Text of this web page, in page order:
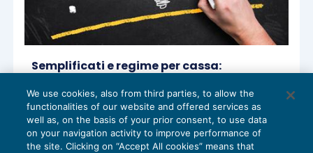
Semplificati e regime per cassa:
CASI OPERATIVI28/01/2017
diComitato di redazione
We use cookies, also from third parties, to allow the
functionalities of our website and offered services as
well as, on the basis of your prior consent, to use data
on your navigation activity to improve performance of
the site. Clicking on “Accept All cookies” means that